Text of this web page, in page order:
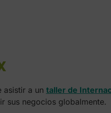
asistir a un taller de
sus negocios globalmente.